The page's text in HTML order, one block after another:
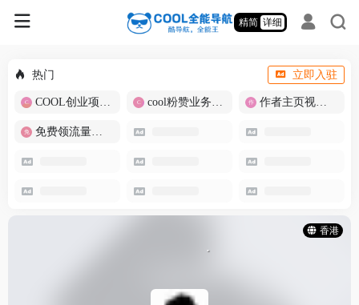
精简 详细
热门 立即入驻
COOL创业项目商城 cool粉赞业务商城【爆粉引流】 作者主页视频批量提取
免费领流量卡-包邮
香港